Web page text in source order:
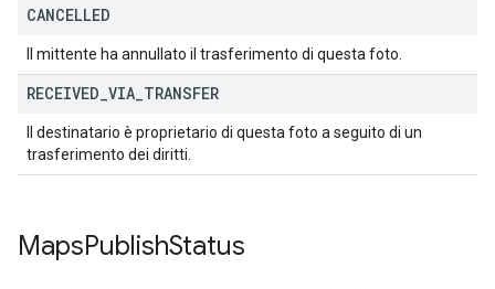
CANCELLED
Il mittente ha annullato il trasferimento di questa foto.
RECEIVED VIA TRANSFER
Il destinatario è proprietario di questa foto a seguito di un
trasferimento dei diritti.
MapsPublishStatus